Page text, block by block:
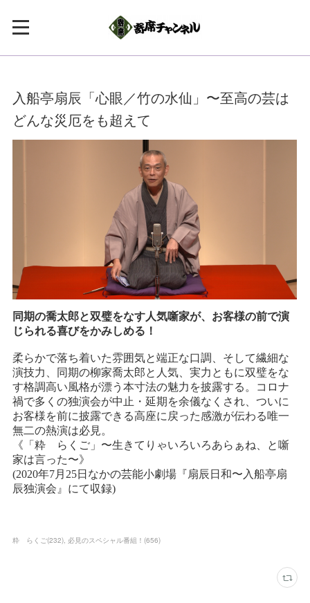
入船亭扇辰「心眼／竹の水仙」〜至高の芸は
どんな災厄をも超えて
粋 らくご(232) 必見のスペシャル番組！ (656)